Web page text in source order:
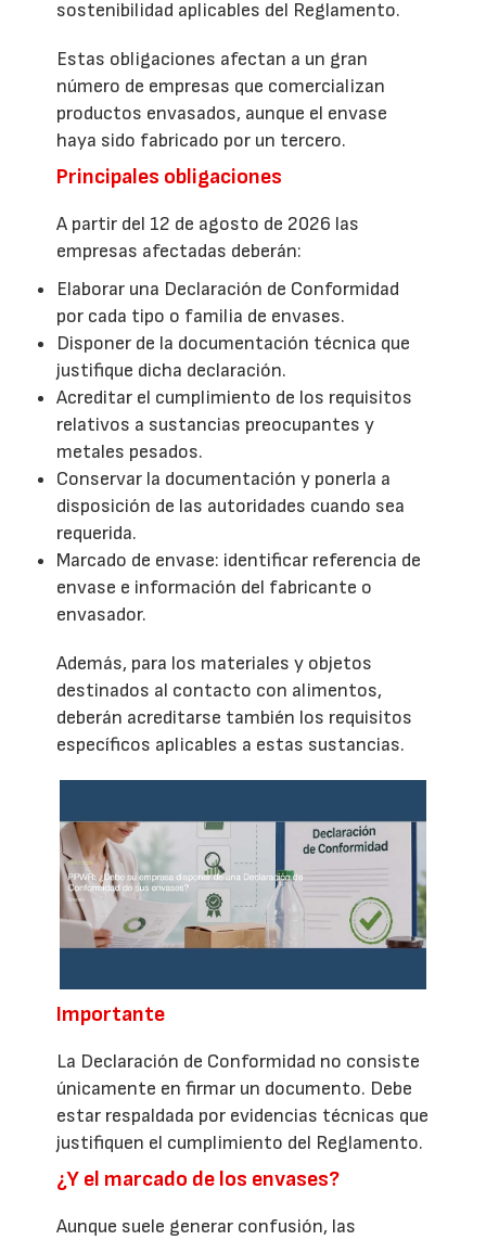
sostenibilidad aplicables del Reglamento.
Estas obligaciones afectan a un gran
número de empresas que comercializan
productos envasados, aunque el envase
haya sido fabricado por un tercero.
Principales obligaciones
A partir del 12 de agosto de 2026 las
empresas afectadas deberán:
Elaborar una Declaración de Conformidad
por cada tipo o familia de envases.
Disponer de la documentación técnica que
justifique dicha declaración.
Acreditar el cumplimiento de los requisitos
relativos a sustancias preocupantes y
metales pesados.
Conservar la documentación y ponerla a
disposición de las autoridades cuando sea
requerida.
Marcado de envase: identificar referencia de
envase e información del fabricante o
envasador.
Además, para los materiales y objetos
destinados al contacto con alimentos,
deberán acreditarse también los requisitos
específicos aplicables a estas sustancias.
Importante
La Declaración de Conformidad no consiste
únicamente en firmar un documento. Debe
estar respaldada por evidencias técnicas que
justifiquen el cumplimiento del Reglamento.
¿Y el marcado de los envases?
Aunque suele generar confusión, las